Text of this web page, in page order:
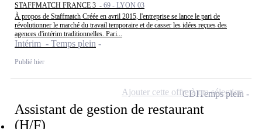
STAFFMATCH FRANCE 3 - 69 - LYON 03
À propos de Staffmatch Créée en avril 2015, l'entreprise se lance le pari de
révolutionner le marché du travail temporaire et de casser les idées reçues des
agences d'intérim traditionnelles. Pari...
Intérim - Temps plein
Publié hier
Assistant de gestion de restaurant
(H/F)
CDITemps plein
Ajouter cette offre à ma sélection